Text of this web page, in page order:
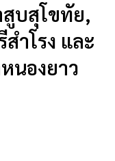
สูบสุโขทัย,
ำโรง และ
นองยาว